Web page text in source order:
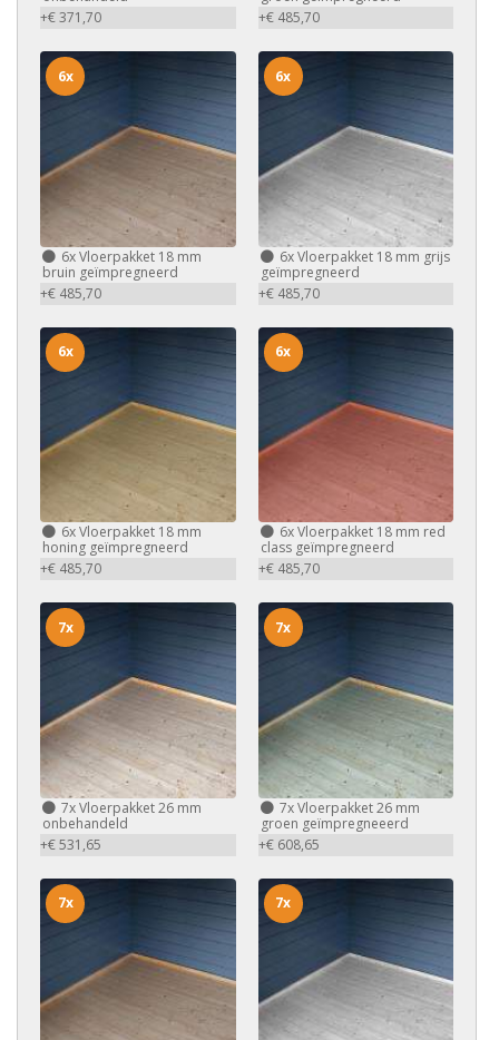
+€ 371,70
+€ 485,70
6xVloerpakket 18 mm
bruin geïmpregneerd
+€ 485,70
6x
6xVloerpakket 18 mm grijs
geïmpregneerd
+€ 485,70
6x
6xVloerpakket 18 mm
honing geïmpregneerd
+€ 485,70
6x
6xVloerpakket 18 mm red
class geïmpregneerd
+€ 485,70
6x
7xVloerpakket 26 mm
onbehandeld
+€ 531,65
7x
7xVloerpakket 26 mm
groen geïmpregneeerd
+€ 608,65
7x
7x 7x